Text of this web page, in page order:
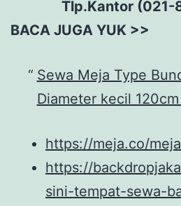
Tlp.Kantor (021-
BACA JUGA YUK >>
Sewa Meja Type
Diameter kecil
https://meja.co/
https://
sini-tempat-sewa-